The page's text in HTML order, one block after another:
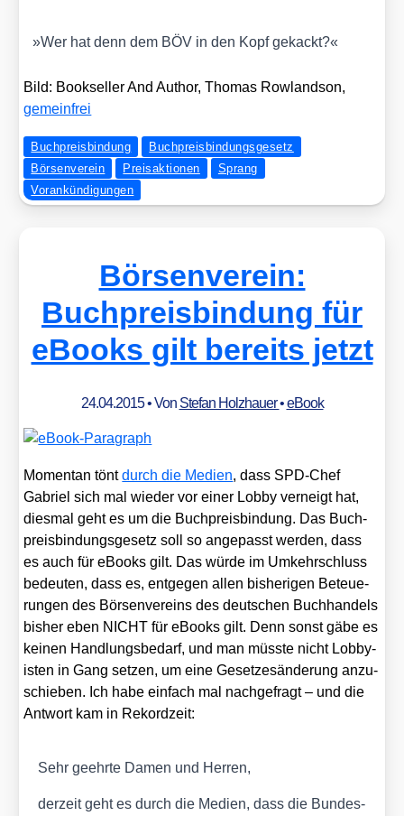
»Wer hat denn dem BÖV in den Kopf gekackt?«
Bild: Book­sel­ler And Aut­hor, Tho­mas Row­land­son,
gemein­frei
Buchpreisbindung
Buchpreisbindungsgesetz
Börsenverein
Preisaktionen
Sprang
Vorankündigungen
Börsenverein:
Buchpreisbindung für
eBooks gilt bereits jetzt
24.04.2015• Von Stefan Holzhauer•eBook
Momen­tan töntdurch die Medi­en, dass SPD-Chef
Gabri­el sich mal wie­der vor einer Lob­by ver­neigt hat,
dies­mal geht es um die Buch­preis­bin­dung. Das Buch­
preis­bin­dungs­ge­setz soll so ange­passt wer­den, dass
es auch für eBooks gilt. Das wür­de im Umkehr­schluss
bedeu­ten, dass es, ent­ge­gen allen bis­he­ri­gen Beteue­
run­gen des Bör­sen­ver­eins des deut­schen Buch­han­dels
bis­her eben NICHT für eBooks gilt. Denn sonst gäbe es
kei­nen Hand­lungs­be­darf, und man müss­te nicht Lob­by­
is­ten in Gang set­zen, um eine Geset­zes­än­de­rung anzu­
schie­ben. Ich habe ein­fach mal nach­ge­fragt – und die
Ant­wort kam in Rekord­zeit:
Sehr geehr­te Damen und Her­ren,
der­zeit geht es durch die Medi­en, dass die Bun­des­